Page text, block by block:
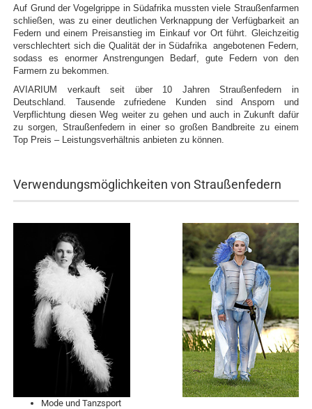
Auf Grund der Vogelgrippe in Südafrika mussten viele Straußenfarmen
schließen, was zu einer deutlichen Verknappung der Verfügbarkeit an
Federn und einem Preisanstieg im Einkauf vor Ort führt. Gleichzeitig
verschlechtert sich die Qualität der in Südafrika angebotenen Federn,
sodass es enormer Anstrengungen Bedarf, gute Federn von den
Farmern zu bekommen.
AVIARIUM verkauft seit über 10 Jahren Straußenfedern in
Deutschland. Tausende zufriedene Kunden sind Ansporn und
Verpflichtung diesen Weg weiter zu gehen und auch in Zukunft dafür
zu sorgen, Straußenfedern in einer so großen Bandbreite zu einem
Top Preis – Leistungsverhältnis anbieten zu können.
Verwendungsmöglichkeiten von Straußenfedern
Mode und Tanzsport